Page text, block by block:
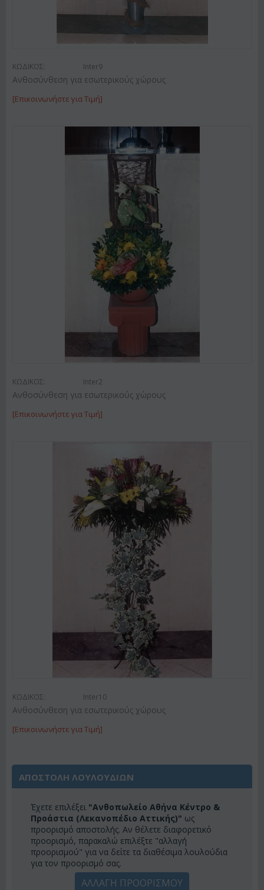
ΚΩΔΙΚΟΣ: Inter9
Ανθοσύνθεση για εσωτερικούς χώρους
[Επικοινωνήστε για Τιμή]
ΚΩΔΙΚΟΣ: Inter2
Ανθοσύνθεση για εσωτερικούς χώρους
[Επικοινωνήστε για Τιμή]
ΚΩΔΙΚΟΣ: Inter10
Ανθοσύνθεση για εσωτερικούς χώρους
[Επικοινωνήστε για Τιμή]
ΑΠΟΣΤΟΛΗ ΛΟΥΛΟΥΔΙΩΝ
Έχετε επιλέξει "Ανθοπωλείο Αθήνα Κέντρο &
Προάστια (Λεκανοπέδιο Αττικής)" ως
προορισμό αποστολής. Αν θέλετε διαφορετικό
προορισμό, παρακαλώ επιλέξτε "αλλαγή
προορισμού" για να δείτε τα διαθέσιμα λουλούδια
για τον προορισμό σας.
ΑΛΛΑΓΗ ΠΡΟΟΡΙΣΜΟΥ